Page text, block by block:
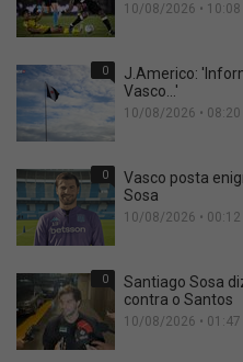
10/08/2026 • 10:08
0
J.Americo:
Vasco...'
10/08/2026 • 08:20
0
Vasco posta
Sosa
10/08/2026 • 00:12
0
Santiago Sosa
contra o Santos
10/08/2026 • 01:47